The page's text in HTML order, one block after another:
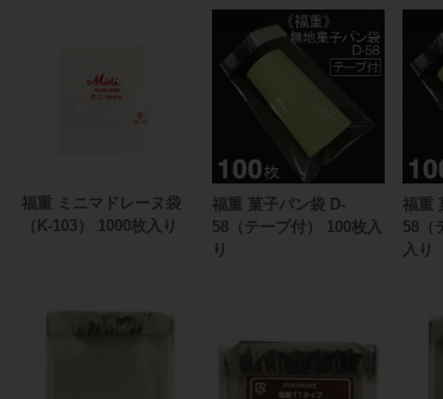
福重 ミニマドレーヌ袋
（K-103） 1000枚入り
福重 菓子パン袋 D-
58（テープ付） 100枚入
福重
58（
入り